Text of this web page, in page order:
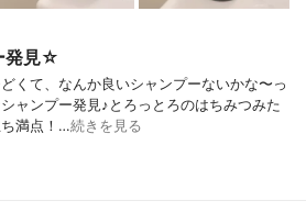
発見☆
くて、なんか良いシャンプーないかな〜っ
ャンプー発見♪とろっとろのはちみつみた
満点！…続きを見る